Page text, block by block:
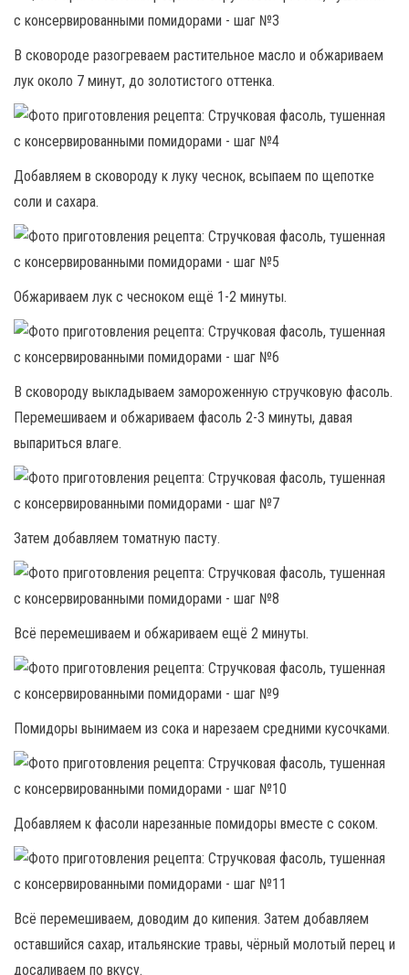
В сковороде разогреваем растительное масло и обжариваем
лук около 7 минут, до золотистого оттенка.
Добавляем в сковороду к луку чеснок, всыпаем по щепотке
соли и сахара.
Обжариваем лук с чесноком ещё 1-2 минуты.
В сковороду выкладываем замороженную стручковую фасоль.
Перемешиваем и обжариваем фасоль 2-3 минуты, давая
выпариться влаге.
Затем добавляем томатную пасту.
Всё перемешиваем и обжариваем ещё 2 минуты.
Помидоры вынимаем из сока и нарезаем средними кусочками.
Добавляем к фасоли нарезанные помидоры вместе с соком.
Всё перемешиваем, доводим до кипения. Затем добавляем
оставшийся сахар, итальянские травы, чёрный молотый перец и
досаливаем по вкусу.